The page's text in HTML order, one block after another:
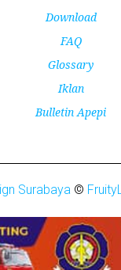
Download
FAQ
Glossary
Iklan
Bulletin Apepi
Surabaya ©